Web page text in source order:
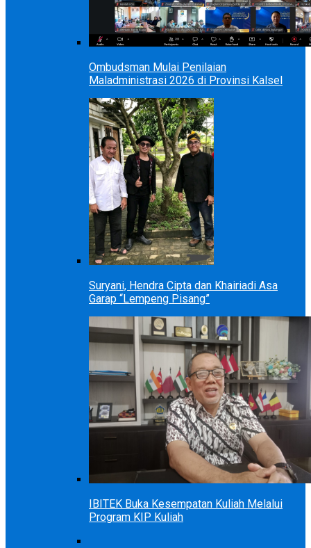
Ombudsman Mulai Penilaian
Maladministrasi 2026 di Provinsi Kalsel
Suryani, Hendra Cipta dan Khairiadi Asa
Garap “Lempeng Pisang”
IBITEK Buka Kesempatan Kuliah Melalui
Program KIP Kuliah